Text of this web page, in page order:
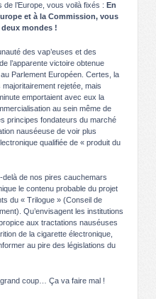
l’Europe, vous voilà fixés : En
et à la Commission, vous
mondes !
des vap’euses et des
l’apparente victoire obtenue
Parlement Européen. Certes, la
rejetée, mais
emportaient avec eux la
au sein même de
principes fondateurs du marché
nauséeuse de voir plus
qualifiée de « produit du
de nos pires cauchemars
le contenu probable du projet
du « Trilogue » (Conseil de
Qu’envisagent les institutions
aux tractations nauséuses
de la cigarette électronique,
au pire des législations du
coup… Ça va faire mal !